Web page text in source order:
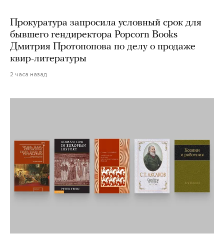
Прокуратура запросила условный срок для
бывшего гендиректора Popcorn Books
Дмитрия Протопопова по делу о продаже
квир-литературы
2 часа назад